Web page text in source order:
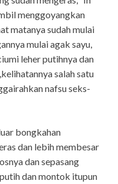
menggoyangkan
matanya sudah mulai
mulai agak sayu,
leher putihnya dan
salah satu
nafsu seks-
bongkahan
dan lebih membesar
dan sepasang
dan montok itupun